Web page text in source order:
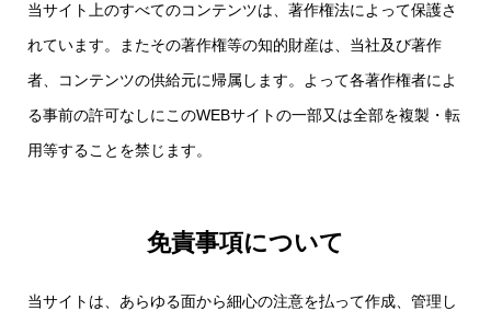
当サイト上のすべてのコンテンツは、著作権法によって保護さ
れています。またその著作権等の知的財産は、当社及び著作
者、コンテンツの供給元に帰属します。よって各著作権者によ
る事前の許可なしにこのWEBサイトの一部又は全部を複製・転
用等することを禁じます。
免責事項について
当サイトは、あらゆる面から細心の注意を払って作成、管理し